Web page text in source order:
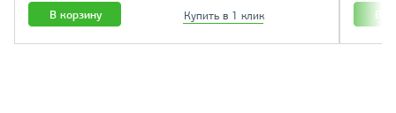
В корзину Купить в 1 клик В